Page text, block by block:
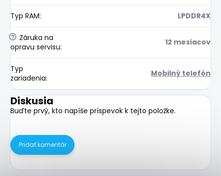
Typ RAM: LPDDR4X
? Záruka na
opravu servisu: 12 mesiacov
Typ
zariadenia: Mobilný telefón
Diskusia
Buďte prvý, kto napíše príspevok k tejto položke.
Pridať komentár